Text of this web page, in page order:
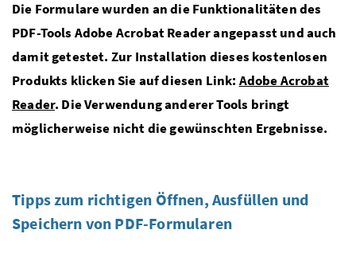
Die Formulare wurden an die Funktionalitäten des
PDF-Tools Adobe Acrobat Reader angepasst und auch
damit getestet. Zur Installation dieses kostenlosen
Produkts klicken Sie auf diesen Link: Adobe Acrobat
Reader. Die Verwendung anderer Tools bringt
möglicherweise nicht die gewünschten Ergebnisse.
Tipps zum richtigen Öffnen, Ausfüllen und
Speichern von PDF-Formularen